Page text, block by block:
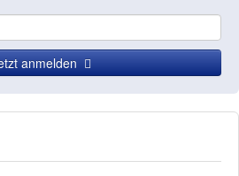
anmelden